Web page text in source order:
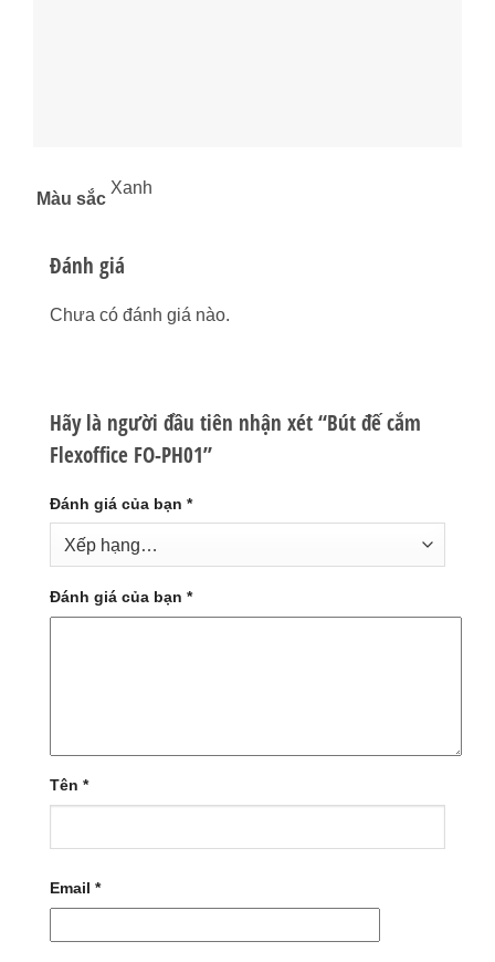
Màu sắc
Xanh
Đánh giá
Chưa có đánh giá nào.
Hãy là người đầu tiên nhận xét “Bút đế cắm
Flexoffice FO-PH01”
Đánh giá của bạn *
Đánh giá của bạn *
Tên *
Email *